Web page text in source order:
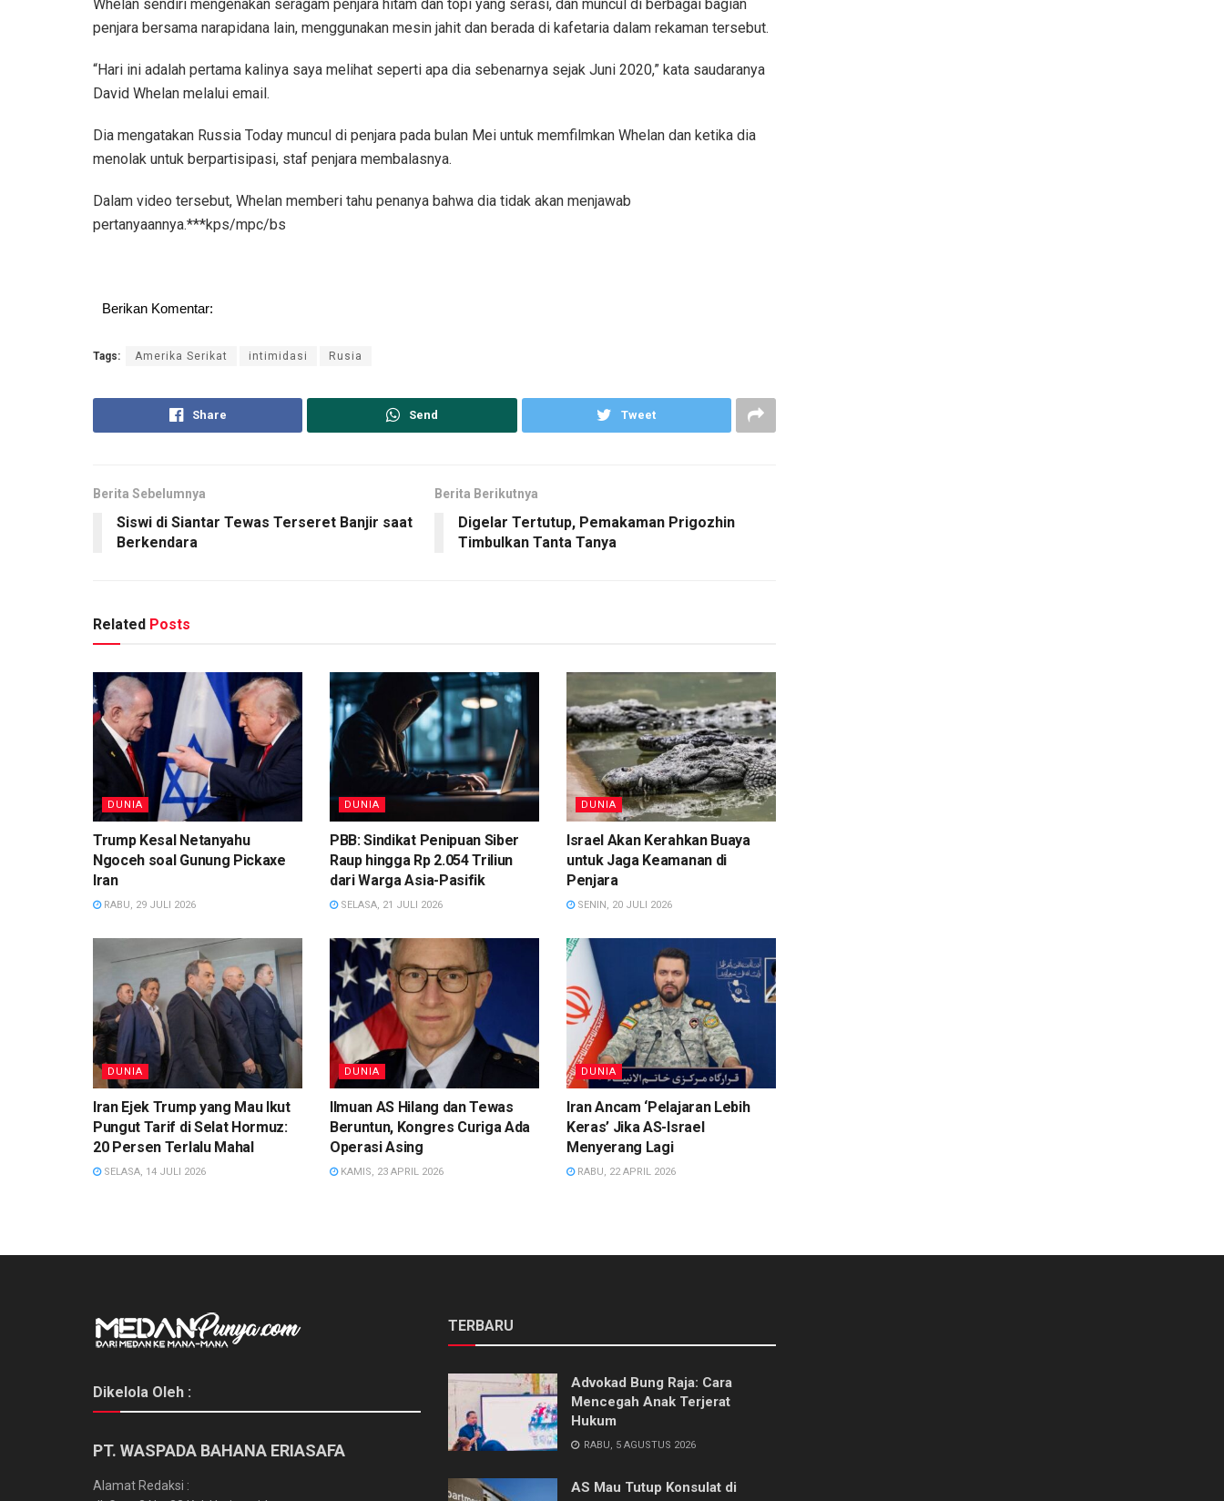
Whelan sendiri mengenakan seragam penjara hitam dan topi yang serasi, dan muncul di berbagai bagian
penjara bersama narapidana lain, menggunakan mesin jahit dan berada di kafetaria dalam rekaman tersebut.
“Hari ini adalah pertama kalinya saya melihat seperti apa dia sebenarnya sejak Juni 2020,” kata saudaranya
David Whelan melalui email.
Dia mengatakan Russia Today muncul di penjara pada bulan Mei untuk memfilmkan Whelan dan ketika dia
menolak untuk berpartisipasi, staf penjara membalasnya.
Dalam video tersebut, Whelan memberi tahu penanya bahwa dia tidak akan menjawab
pertanyaannya.***kps/mpc/bs
Berikan Komentar:
Tags: Amerika Serikat intimidasi Rusia
Share Send Tweet
Berita Sebelumnya
Siswi di Siantar Tewas Terseret Banjir saat
Berkendara
Berita Berikutnya
Digelar Tertutup, Pemakaman Prigozhin
Timbulkan Tanta Tanya
Related Posts
DUNIA
Trump Kesal Netanyahu
Ngoceh soal Gunung Pickaxe
Iran
RABU, 29 JULI 2026
DUNIA
PBB: Sindikat Penipuan Siber
Raup hingga Rp 2.054 Triliun
dari Warga Asia-Pasifik
SELASA, 21 JULI 2026
DUNIA
Israel Akan Kerahkan Buaya
untuk Jaga Keamanan di
Penjara
SENIN, 20 JULI 2026
DUNIA
Iran Ejek Trump yang Mau Ikut
Pungut Tarif di Selat Hormuz:
20 Persen Terlalu Mahal
SELASA, 14 JULI 2026
DUNIA
Ilmuan AS Hilang dan Tewas
Beruntun, Kongres Curiga Ada
Operasi Asing
KAMIS, 23 APRIL 2026
DUNIA
Iran Ancam ‘Pelajaran Lebih
Keras’ Jika AS-Israel
Menyerang Lagi
RABU, 22 APRIL 2026
Dikelola Oleh :
PT. WASPADA BAHANA ERIASAFA
Alamat Redaksi :
TERBARU
Advokad Bung Raja: Cara
Mencegah Anak Terjerat
Hukum
RABU, 5 AGUSTUS 2026
AS Mau Tutup Konsulat di